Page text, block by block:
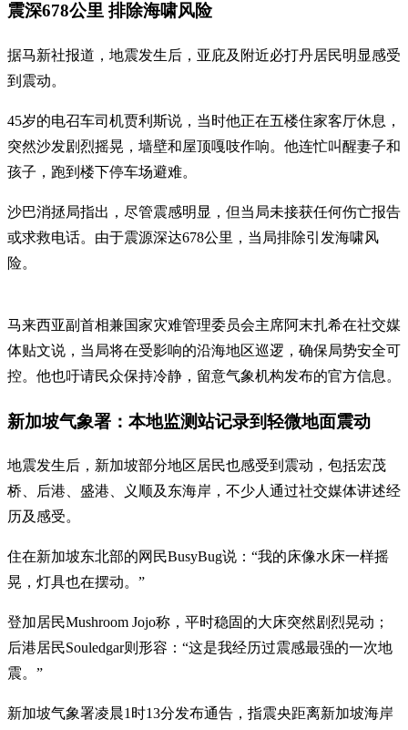
震深678公里 排除海啸风险
据马新社报道，地震发生后，亚庇及附近必打丹居民明显感受
到震动。
45岁的电召车司机贾利斯说，当时他正在五楼住家客厅休息，
突然沙发剧烈摇晃，墙壁和屋顶嘎吱作响。他连忙叫醒妻子和
孩子，跑到楼下停车场避难。
沙巴消拯局指出，尽管震感明显，但当局未接获任何伤亡报告
或求救电话。由于震源深达678公里，当局排除引发海啸风
险。
马来西亚副首相兼国家灾难管理委员会主席阿末扎希在社交媒
体贴文说，当局将在受影响的沿海地区巡逻，确保局势安全可
控。他也吁请民众保持冷静，留意气象机构发布的官方信息。
新加坡气象署：本地监测站记录到轻微地面震动
地震发生后，新加坡部分地区居民也感受到震动，包括宏茂
桥、后港、盛港、义顺及东海岸，不少人通过社交媒体讲述经
历及感受。
住在新加坡东北部的网民BusyBug说：“我的床像水床一样摇
晃，灯具也在摆动。”
登加居民Mushroom Jojo称，平时稳固的大床突然剧烈晃动；
后港居民Souledgar则形容：“这是我经历过震感最强的一次地
震。”
新加坡气象署凌晨1时13分发布通告，指震央距离新加坡海岸